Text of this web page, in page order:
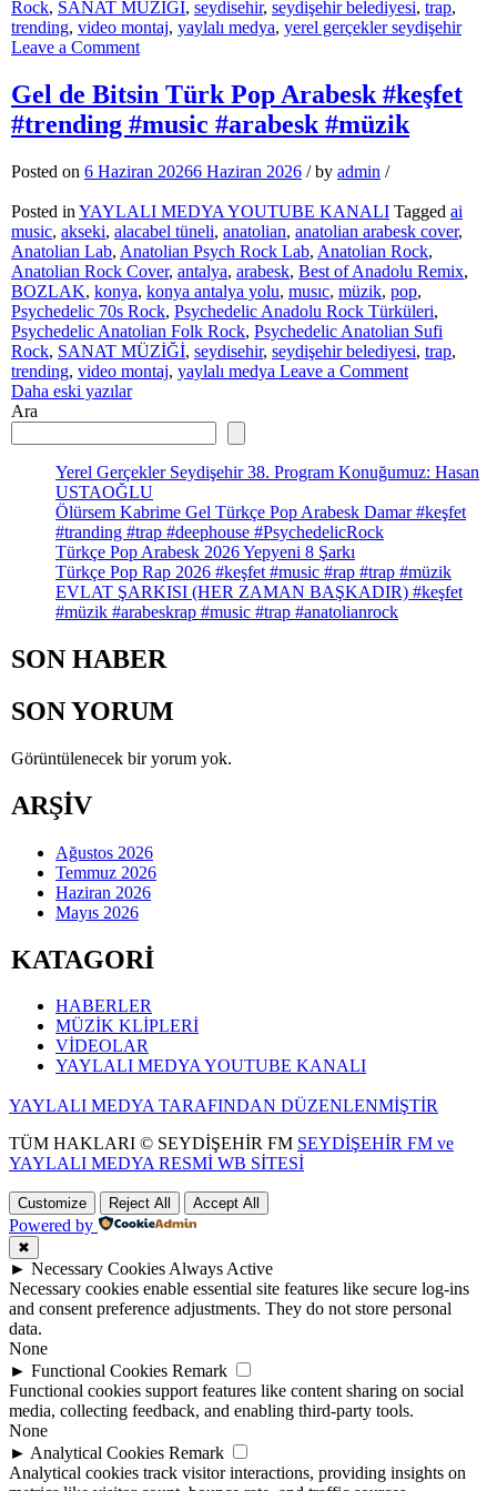
Rock, SANAT MÜZİĞİ, seydisehir, seydişehir belediyesi, trap,
trending, video montaj, yaylalı medya, yerel gerçekler seydişehir
Leave a Commenton
Gerçekler
Seydişehir
34.
Konuğumuz:
Mustafa
YÜKSEL
Gel de Bitsin Türk Pop Arabesk #keşfet
#trending #music #arabesk #müzik
Posted on 6 Haziran 20266 Haziran 2026 /by admin /
Posted in YAYLALI MEDYA YOUTUBE KANALI Tagged ai
music, akseki, alacabel tüneli, anatolian, anatolian arabesk cover,
Anatolian Lab, Anatolian Psych Rock Lab, Anatolian Rock,
Anatolian Rock Cover, antalya, arabesk, Best of Anadolu Remix,
BOZLAK, konya, konya antalya yolu, musıc, müzik, pop,
Psychedelic 70s Rock, Psychedelic Anadolu Rock Türküleri,
Psychedelic Anatolian Folk Rock, Psychedelic Anatolian Sufi
Rock, SANAT MÜZİĞİ, seydisehir, seydişehir belediyesi, trap,
trending, video montaj, yaylalı medya Leave a Commenton
Pop
#keşfet
#arabesk
#müzik
Yazı
gezinmesi
Daha eski yazılar
Ara
Yerel Gerçekler Seydişehir 38. Program Konuğumuz: Hasan
USTAOĞLU
Ölürsem Kabrime Gel Türkçe Pop Arabesk Damar #keşfet
#tranding #trap #deephouse #PsychedelicRock
Türkçe Pop Arabesk 2026 Yepyeni 8 Şarkı
Türkçe Pop Rap 2026 #keşfet #music #rap #trap #müzik
EVLAT ŞARKISI (HER ZAMAN BAŞKADIR) #keşfet
#müzik #arabeskrap #music #trap #anatolianrock
SON HABER
SON YORUM
Görüntülenecek bir yorum yok.
ARŞİV
Ağustos 2026
Temmuz 2026
Haziran 2026
Mayıs 2026
KATAGORİ
HABERLER
MÜZİK KLİPLERİ
VİDEOLAR
YAYLALI MEDYA YOUTUBE KANALI
YAYLALI MEDYA TARAFINDAN DÜZENLENMİŞTİR
TÜM HAKLARI © SEYDİŞEHİR FM SEYDİŞEHİR FM ve
YAYLALI MEDYA RESMİ WB SİTESİ
Customize Reject All Accept All
Powered by
✖
► Necessary CookiesAlways Active
Necessary cookies enable essential site features like secure log-ins
and consent preference adjustments. They do not store personal
data.
None
► Functional Cookies Remark
Functional cookies support features like content sharing on social
media, collecting feedback, and enabling third-party tools.
None
► Analytical Cookies Remark
Analytical cookies track visitor interactions, providing insights on